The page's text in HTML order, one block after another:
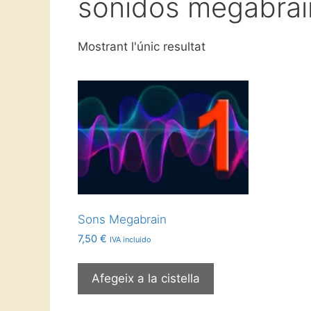
sonidos
Mostrant l'únic resultat
Sons Megabrain
7,50 € IVA incluido
Afegeix a la cistella